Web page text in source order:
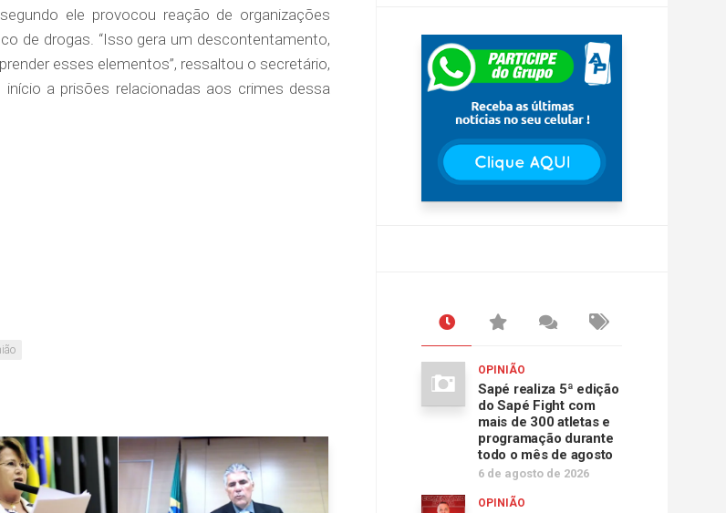
ele provocou reação de organizações
de drogas. “Isso gera um descontentamento,
esses elementos”, ressaltou o secretário,
a prisões relacionadas aos crimes dessa
OPINIÃO
Sapé realiza 5ª edição
do Sapé Fight com
mais de 300 atletas e
programação durante
todo o mês de agosto
6 de agosto de 2026
OPINIÃO